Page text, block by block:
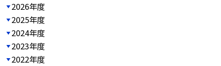
2026年度
2025年度
2024年度
2023年度
2022年度